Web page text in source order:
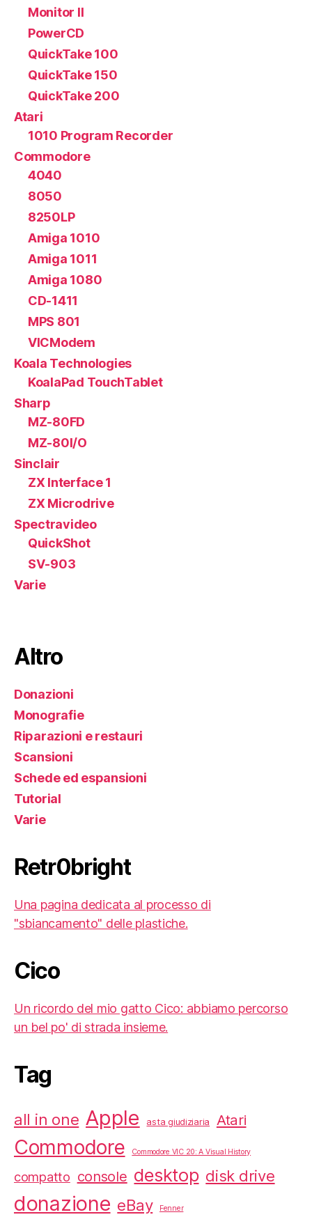
Monitor II
PowerCD
QuickTake 100
QuickTake 150
QuickTake 200
Atari
1010 Program Recorder
Commodore
4040
8050
8250LP
Amiga 1010
Amiga 1011
Amiga 1080
CD-1411
MPS 801
VICModem
Koala Technologies
KoalaPad TouchTablet
Sharp
MZ-80FD
MZ-80I/O
Sinclair
ZX Interface 1
ZX Microdrive
Spectravideo
QuickShot
SV-903
Varie
Altro
Donazioni
Monografie
Riparazioni e restauri
Scansioni
Schede ed espansioni
Tutorial
Varie
Retr0bright
Una pagina dedicata al processo di
"sbiancamento" delle plastiche.
Cico
Un ricordo del mio gatto Cico: abbiamo percorso
un bel po' di strada insieme.
Tag
all in one Apple asta giudiziaria Atari
Commodore Commodore VIC 20: A Visual History
compatto console desktop disk drive
donazione eBay Fenner